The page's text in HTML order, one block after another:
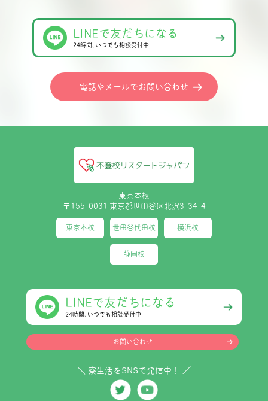
LINEで友だちになる
24時間､いつでも相談受付中
電話やメールでお問い合わせ
東京本校
〒155-0031 東京都世田谷区北沢3-34-4
東京本校 世田谷代田校 横浜校
静岡校
LINEで友だちになる
24時間､いつでも相談受付中
お問い合わせ
＼ 寮生活をSNSで発信中！ ／